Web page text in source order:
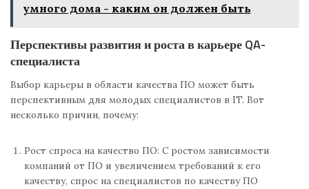
умного дома - каким он должен быть
Перспективы развития и роста в карьере QA-
специалиста
Выбор карьеры в области качества ПО может быть
перспективным для молодых специалистов в IT. Вот
несколько причин, почему:
Рост спроса на качество ПО: С ростом зависимости
компаний от ПО и увеличением требований к его
качеству, спрос на специалистов по качеству ПО